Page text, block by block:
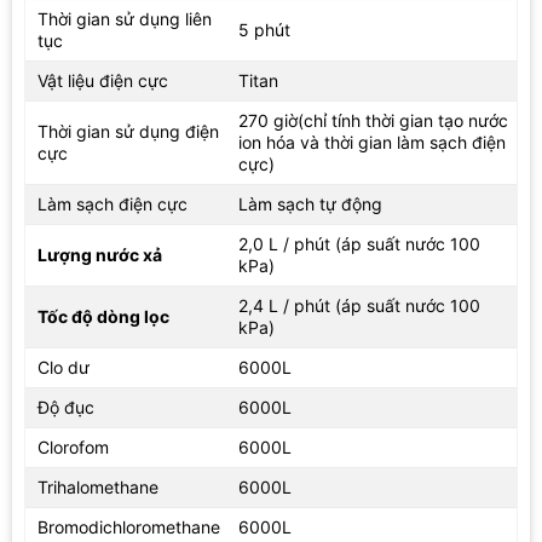
phân theo chế độ kiềm của máy. Bảng thông số không công bố
dải pH, nồng độ hydro hay chế độ nước axit, vì vậy khi sử dụng
nêu: nước kiềm và chế độ tinh khiết.
Chế độ tinh khiết phù hợp khi người dùng muốn lấy nước sau lọc
mà không chọn chế độ kiềm. Còn 2 chế độ kiềm giúp linh hoạt
Thời gian sử dụng liên
tục
5 phút
Vật liệu điện cực Titan
Thời gian sử dụng điện
cực
270 giờ(chỉ tính thời gian tạo nước
ion hóa và thời gian làm sạch điện
cực)
Làm sạch điện cực
Làm sạch tự động
Lượng nước xả
2,0 L / phút (áp suất nước 100
kPa)
Tốc độ dòng lọc
2,4 L / phút (áp suất nước 100
kPa)
Clo dư
6000L
Độ đục
6000L
Clorofom
6000L
Trihalomethane
6000L
Bromodichloromethane
6000L